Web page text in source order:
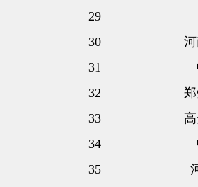
29
30
31
32
33
34
35